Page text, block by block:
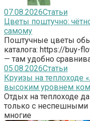
07.08.2026Статьи
Цветы поштучно:
самому
Поштучные цветы
каталога: https://buy-
— там удобно
05.08.2026Статьи
Круизы на теплоходе
высоким уровнем
Отдых на теплоходе
только с неспешными
многие